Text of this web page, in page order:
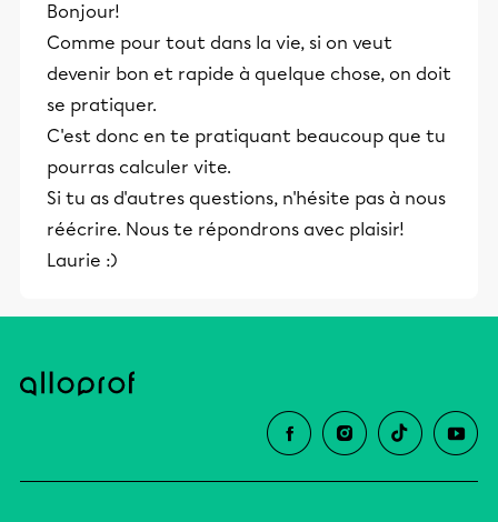
Bonjour!
Comme pour tout dans la vie, si on veut
devenir bon et rapide à quelque chose, on doit
se pratiquer.
C'est donc en te pratiquant beaucoup que tu
pourras calculer vite.
Si tu as d'autres questions, n'hésite pas à nous
réécrire. Nous te répondrons avec plaisir!
Laurie :)